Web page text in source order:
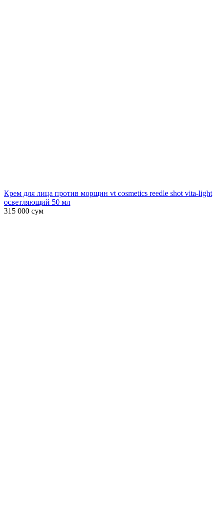
Крем для лица против морщин vt cosmetics reedle shot vita-light
осветляющий 50 мл
315 000 сум